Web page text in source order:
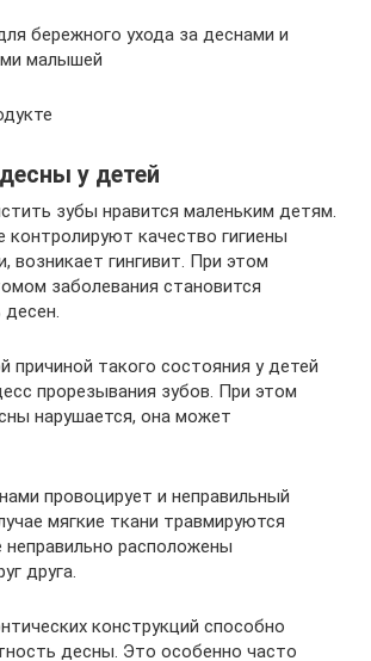
бережного ухода за деснами и
малышей
у детей
зубы нравится маленьким детям.
контролируют качество гигиены
возникает гингивит. При этом
заболевания становится
причиной такого состояния у детей
прорезывания зубов. При этом
нарушается, она может
провоцирует и неправильный
мягкие ткани травмируются
расположены
друга.
конструкций способно
десны. Это особенно часто